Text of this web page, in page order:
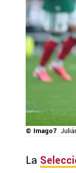
© Imago7
La